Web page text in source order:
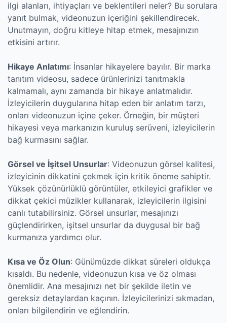
ilgi alanları, ihtiyaçları ve beklentileri neler? Bu sorulara
yanıt bulmak, videonuzun içeriğini şekillendirecek.
Unutmayın, doğru kitleye hitap etmek, mesajınızın
etkisini artırır.
Hikaye Anlatımı: İnsanlar hikayelere bayılır. Bir marka
tanıtım videosu, sadece ürünlerinizi tanıtmakla
kalmamalı, aynı zamanda bir hikaye anlatmalıdır.
İzleyicilerin duygularına hitap eden bir anlatım tarzı,
onları videonuzun içine çeker. Örneğin, bir müşteri
hikayesi veya markanızın kuruluş serüveni, izleyicilerin
bağ kurmasını sağlar.
Görsel ve İşitsel Unsurlar: Videonuzun görsel kalitesi,
izleyicinin dikkatini çekmek için kritik öneme sahiptir.
Yüksek çözünürlüklü görüntüler, etkileyici grafikler ve
dikkat çekici müzikler kullanarak, izleyicilerin ilgisini
canlı tutabilirsiniz. Görsel unsurlar, mesajınızı
güçlendirirken, işitsel unsurlar da duygusal bir bağ
kurmanıza yardımcı olur.
Kısa ve Öz Olun: Günümüzde dikkat süreleri oldukça
kısaldı. Bu nedenle, videonuzun kısa ve öz olması
önemlidir. Ana mesajınızı net bir şekilde iletin ve
gereksiz detaylardan kaçının. İzleyicilerinizi sıkmadan,
onları bilgilendirin ve eğlendirin.